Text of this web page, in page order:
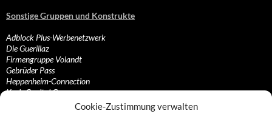
Cookie-Zustimmung verwalten
Sonstige Gruppen und Konstrukte
Adblock Plus-Werbenetzwerk
Die Guerillaz
Firmengruppe Volandt
Gebrüder Pass
Heppenheim-Connection
Kash-Capital Group